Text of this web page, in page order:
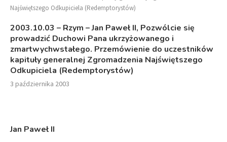
Najświętszego Odkupiciela (Redemptorystów)
2003.10.03 – Rzym – Jan Paweł II, Pozwólcie się
prowadzić Duchowi Pana ukrzyżowanego i
zmartwychwstałego. Przemówienie do uczestników
kapituły generalnej Zgromadzenia Najświętszego
Odkupiciela (Redemptorystów)
3 października 2003
Jan Paweł II